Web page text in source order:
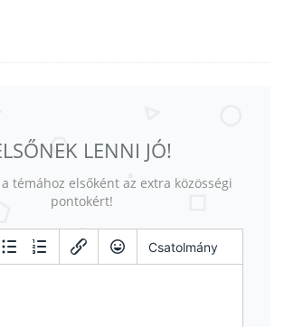
LENNI JÓ!
témához elsőként az extra közösségi
pontokért!
Csatolmány